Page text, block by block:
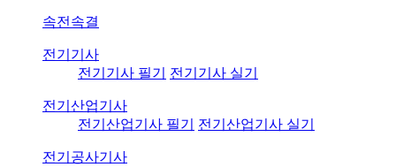
속전속결
전기기사
전기기사 필기
전기기사 실기
전기산업기사
전기산업기사 필기
전기산업기사 실기
전기공사기사